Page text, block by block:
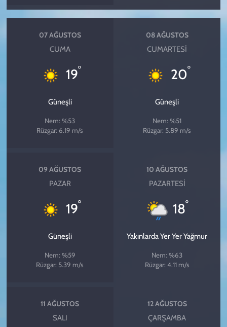
07 AĞUSTOS
CUMA
19°
Güneşli
Nem: %53
Rüzgar: 6.19 m/s
08 AĞUSTOS
CUMARTESI
20°
Güneşli
Nem: %51
Rüzgar: 5.89 m/s
09 AĞUSTOS
PAZAR
19°
Güneşli
Nem: %59
Rüzgar: 5.39 m/s
10 AĞUSTOS
PAZARTESI
18°
Yakınlarda Yer Yer Yağmur
Nem: %63
Rüzgar: 4.11 m/s
11 AĞUSTOS
SALI
12 AĞUSTOS
ÇARŞAMBA